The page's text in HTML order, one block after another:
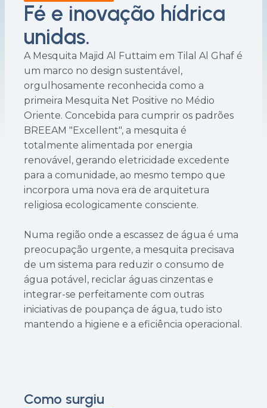
Fé e inovação hídrica
unidas.
A Mesquita Majid Al Futtaim em Tilal Al Ghaf é
um marco no design sustentável,
orgulhosamente reconhecida como a
primeira Mesquita Net Positive no Médio
Oriente. Concebida para cumprir os padrões
BREEAM "Excellent", a mesquita é
totalmente alimentada por energia
renovável, gerando eletricidade excedente
para a comunidade, ao mesmo tempo que
incorpora uma nova era de arquitetura
religiosa ecologicamente consciente.
Numa região onde a escassez de água é uma
preocupação urgente, a mesquita precisava
de um sistema para reduzir o consumo de
água potável, reciclar águas cinzentas e
integrar-se perfeitamente com outras
iniciativas de poupança de água, tudo isto
mantendo a higiene e a eficiência operacional.
Como surgiu